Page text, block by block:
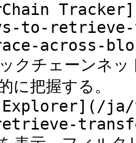
to-
across-
クチェーンネ
に把握する。
ja/